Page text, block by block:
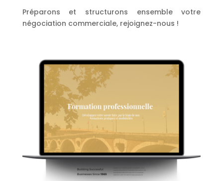
Préparons et structurons ensemble votre
négociation commerciale, rejoignez-nous !